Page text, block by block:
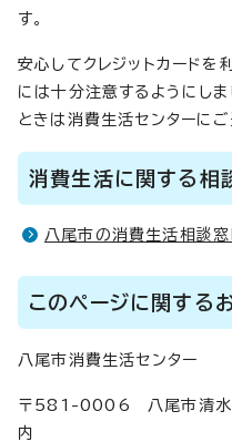
す。
安心してクレジットカードを
には十分注意するようにしま
ときは消費生活センターにご
消費生活に関する相
八尾市の消費生活相談窓
このページに関する
八尾市消費生活センター
〒581-0006 八尾市清水
内